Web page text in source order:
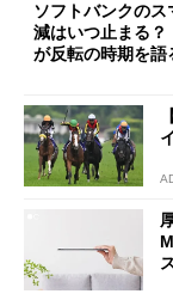
ソフトバンクのス
減はいつ止まる
が反転の時期を